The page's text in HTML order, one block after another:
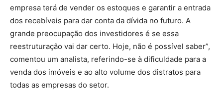
empresa terá de vender os estoques e garantir a entrada
dos recebíveis para dar conta da dívida no futuro. A
grande preocupação dos investidores é se essa
reestruturação vai dar certo. Hoje, não é possível saber”,
comentou um analista, referindo-se à dificuldade para a
venda dos imóveis e ao alto volume dos distratos para
todas as empresas do setor.